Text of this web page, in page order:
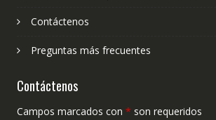
Contáctenos
Preguntas más frecuentes
Contáctenos
Campos marcados con * son requeridos